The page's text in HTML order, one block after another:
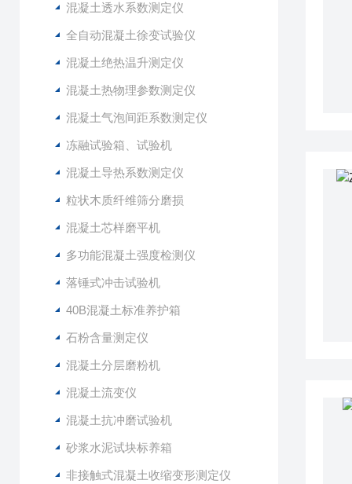
混凝土透水系数测定仪
全自动混凝土徐变试验仪
混凝土绝热温升测定仪
混凝土热物理参数测定仪
混凝土气泡间距系数测定仪
冻融试验箱、试验机
混凝土导热系数测定仪
粒状木质纤维筛分磨损
混凝土芯样磨平机
多功能混凝土强度检测仪
落锤式冲击试验机
40B混凝土标准养护箱
石粉含量测定仪
混凝土分层磨粉机
混凝土流变仪
混凝土抗冲磨试验机
砂浆水泥试块标养箱
非接触式混凝土收缩变形测定仪